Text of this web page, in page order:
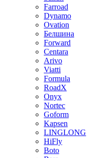
Farroad
Dynamo
Ovation
Белшина
Forward
Centara
Arivo
Viatti
Formula
RoadX
Onyx
Nortec
Goform
Kapsen
LINGLONG
HiFly
Boto